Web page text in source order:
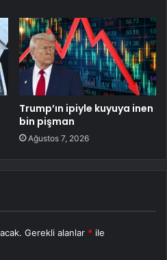
Trump’ın ipiyle kuyuya inen
bin pişman
Ağustos 7, 2026
Gerekli alanlar * ile